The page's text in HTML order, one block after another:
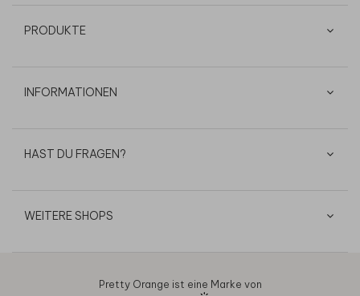
PRODUKTE
INFORMATIONEN
HAST DU FRAGEN?
WEITERE SHOPS
Pretty Orange ist eine Marke von